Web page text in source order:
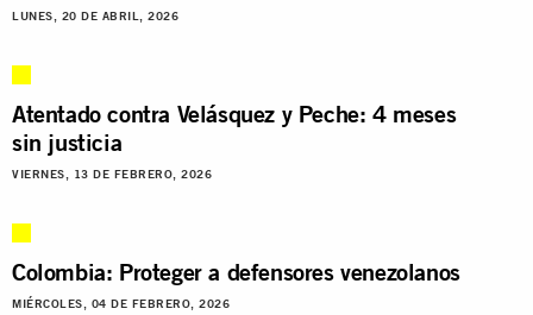
LUNES, 20 DE ABRIL, 2026
Atentado contra Velásquez y Peche: 4 meses
sin justicia
VIERNES, 13 DE FEBRERO, 2026
Colombia: Proteger a defensores venezolanos
MIÉRCOLES, 04 DE FEBRERO, 2026